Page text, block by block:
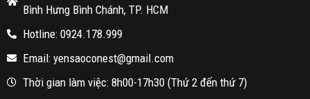
Bình Hưng Bình Chánh, TP. HCM
Hotline: 0924.178.999
Email: yensaoconest@gmail.com
Thời gian làm việc: 8h00-17h30 (Thứ 2 đến thứ 7)